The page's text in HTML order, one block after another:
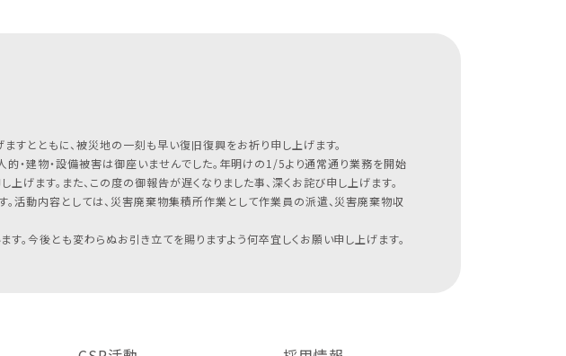
すとともに、被災地の一刻も早い復旧復興をお祈り申し上げます。
・建物・設備被害は御座いませんでした。年明けの1/5より通常通り業務を開始
ます。また、この度の御報告が遅くなりました事、深くお詫び申し上げます。
活動内容としては、災害廃棄物集積所作業として作業員の派遣、災害廃棄物収
今後とも変わらぬお引き立てを賜りますよう何卒宜しくお願い申し上げます。